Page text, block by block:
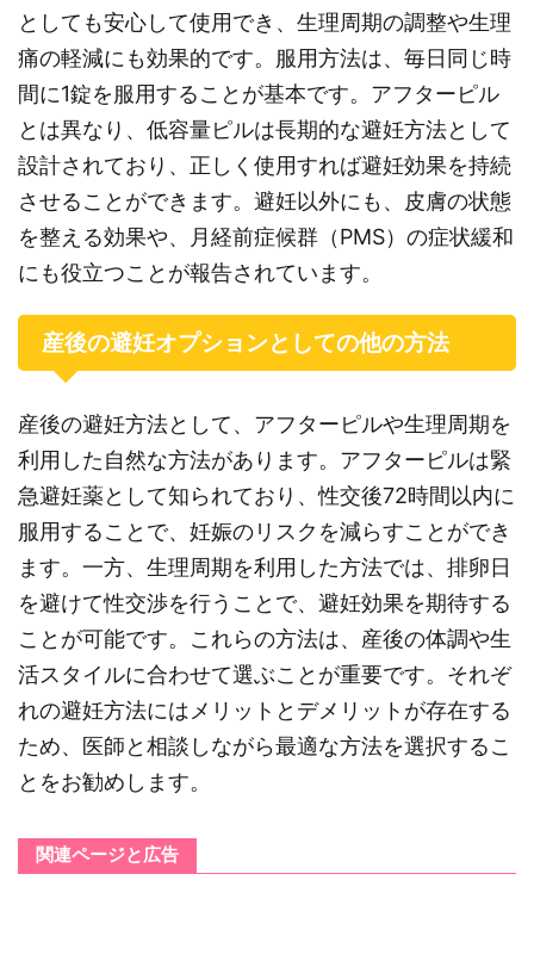
としても安心して使用でき、生理周期の調整や生理
痛の軽減にも効果的です。服用方法は、毎日同じ時
間に1錠を服用することが基本です。アフターピル
とは異なり、低容量ピルは長期的な避妊方法として
設計されており、正しく使用すれば避妊効果を持続
させることができます。避妊以外にも、皮膚の状態
を整える効果や、月経前症候群（PMS）の症状緩和
にも役立つことが報告されています。
産後の避妊オプションとしての他の方法
産後の避妊方法として、アフターピルや生理周期を
利用した自然な方法があります。アフターピルは緊
急避妊薬として知られており、性交後72時間以内に
服用することで、妊娠のリスクを減らすことができ
ます。一方、生理周期を利用した方法では、排卵日
を避けて性交渉を行うことで、避妊効果を期待する
ことが可能です。これらの方法は、産後の体調や生
活スタイルに合わせて選ぶことが重要です。それぞ
れの避妊方法にはメリットとデメリットが存在する
ため、医師と相談しながら最適な方法を選択するこ
とをお勧めします。
関連ページと広告